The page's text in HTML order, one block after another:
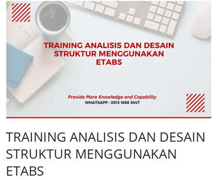
TRAINING ANALISIS DAN DESAIN
STRUKTUR MENGGUNAKAN
ETABS